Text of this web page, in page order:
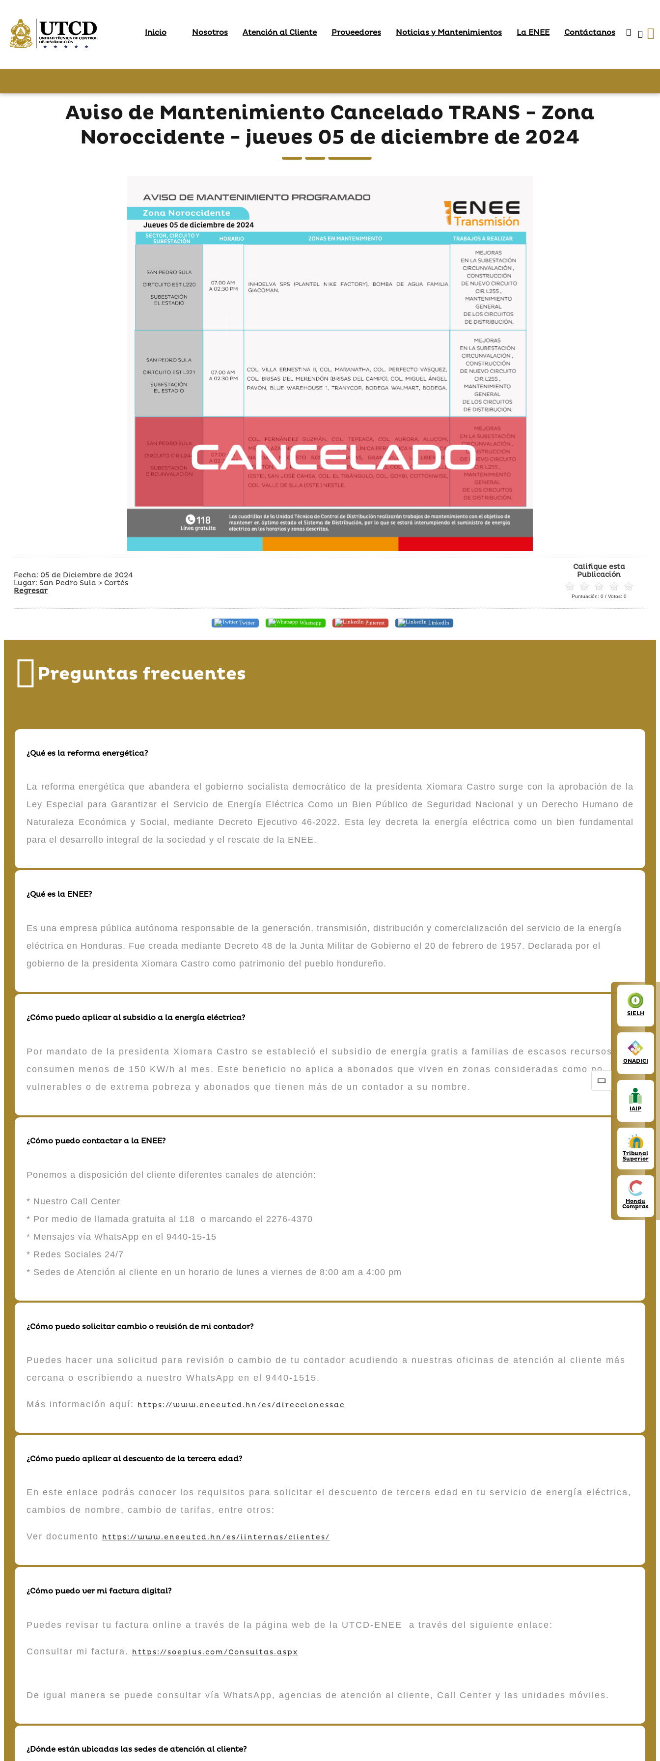
Inicio Nosotros Atención al Cliente Proveedores Noticias y Mantenimientos La ENEE Contáctanos
SIELH
ONADICI
IAIP
Tribunal
Superior
Hondu
Compras
Aviso de Mantenimiento Cancelado TRANS - Zona
Noroccidente - jueves 05 de diciembre de 2024
Fecha: 05 de Diciembre de 2024
Lugar: San Pedro Sula > Cortés
Regresar
Califique esta
Publicación
Puntuación: 0/ Votos: 0
Twitter Whatsapp Pinterest LinkedIn
Preguntas frecuentes
¿Qué es la reforma energética?
La reforma energética que abandera el gobierno socialista democrático de la presidenta Xiomara Castro surge con la aprobación de la
Ley Especial para Garantizar el Servicio de Energía Eléctrica Como un Bien Público de Seguridad Nacional y un Derecho Humano de
Naturaleza Económica y Social, mediante Decreto Ejecutivo 46-2022. Esta ley decreta la energía eléctrica como un bien fundamental
para el desarrollo integral de la sociedad y el rescate de la ENEE.
¿Qué es la ENEE?
Es una empresa pública autónoma responsable de la generación, transmisión, distribución y comercialización del servicio de la energía
eléctrica en Honduras. Fue creada mediante Decreto 48 de la Junta Militar de Gobierno el 20 de febrero de 1957. Declarada por el
gobierno de la presidenta Xiomara Castro como patrimonio del pueblo hondureño.
¿Cómo puedo aplicar al subsidio a la energía eléctrica?
Por mandato de la presidenta Xiomara Castro se estableció el subsidio de energía gratis a familias de escasos recursos que
consumen menos de 150 KW/h al mes. Este beneficio no aplica a abonados que viven en zonas consideradas como no
vulnerables o de extrema pobreza y abonados que tienen más de un contador a su nombre.
¿Cómo puedo contactar a la ENEE?
Ponemos a disposición del cliente diferentes canales de atención:
* Nuestro Call Center
* Por medio de llamada gratuita al 118 o marcando el 2276-4370
* Mensajes vía WhatsApp en el 9440-15-15
* Redes Sociales 24/7
* Sedes de Atención al cliente en un horario de lunes a viernes de 8:00 am a 4:00 pm
¿Cómo puedo solicitar cambio o revisión de mi contador?
Puedes hacer una solicitud para revisión o cambio de tu contador acudiendo a nuestras oficinas de atención al cliente más
cercana o escribiendo a nuestro WhatsApp en el 9440-1515.
Más información aquí: https://www.eneeutcd.hn/es/direccionessac
¿Cómo puedo aplicar al descuento de la tercera edad?
En este enlace podrás conocer los requisitos para solicitar el descuento de tercera edad en tu servicio de energía eléctrica,
cambios de nombre, cambio de tarifas, entre otros:
Ver documento https://www.eneeutcd.hn/es/iinternas/clientes/
¿Cómo puedo ver mi factura digital?
Puedes revisar tu factura online a través de la página web de la UTCD-ENEE a través del siguiente enlace:
Consultar mi factura. https://soeplus.com/Consultas.aspx
De igual manera se puede consultar vía WhatsApp, agencias de atención al cliente, Call Center y las unidades móviles.
¿Dónde están ubicadas las sedes de atención al cliente?